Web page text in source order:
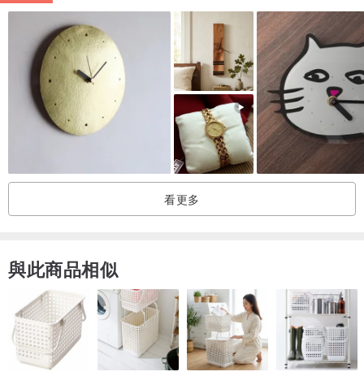
{ 彈性擺設，隨心所欲 }
可壁掛，為牆面增添焦點。
可加購專屬桌上型腳架，化身為典雅桌鐘。
-------------------------------------------------------------
在快節奏的生活中，時間不該是滴答作響的催促，而應是靜謐陪伴的
風景。
我們的時鐘，以簡約而雋永的設計為核心，將現代線條與復古情懷完
美融合。
看更多
與此商品相似